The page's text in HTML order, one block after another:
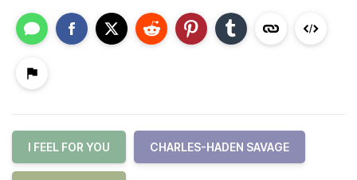
I FEEL FOR YOU CHARLES-HADEN SAVAGE